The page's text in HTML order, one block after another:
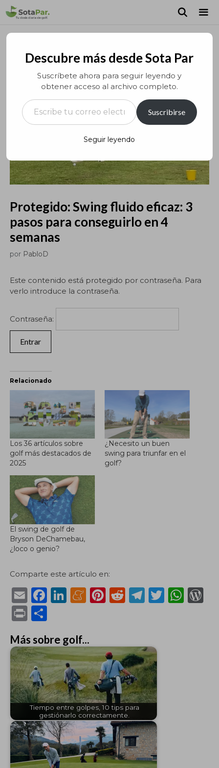
Saltar
Protegido: Swing fluido eficaz: 3
pasos para conseguirlo en 4
semanas
por PabloD
Este contenido está protegido por contraseña. Para
verlo introduce la contraseña.
Contraseña:
Relacionado
Los 36 artículos sobre
golf más destacados de
2025
¿Necesito un buen
swing para triunfar en el
golf?
El swing de golf de
Bryson DeChamebau,
¿loco o genio?
Comparte este artículo en:
E
m
ai
l
F
e
b
o
o
k
Li
e
dI
n
M
e
a
m
e
Pi
re
st
R
di
t
T
g
ra
m
T
W
P
n
t
m
p
ar
ti
r
Más sobre golf...
Tiempo entre golpes, 10 tips para
gestiónarlo correctamente.
Descubre más desde Sota Par
Suscríbete ahora para seguir leyendo y
obtener acceso al archivo completo.
Escribe tu correo electrónico…
Suscribirse
Seguir leyendo